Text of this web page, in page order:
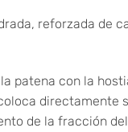
reforzada de
patena con la
directamente
de la fracción